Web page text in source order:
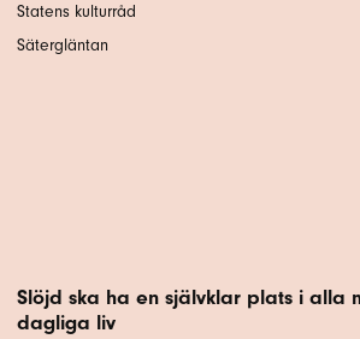
Statens kulturråd
Sätergläntan
Slöjd ska ha en självklar plats i alla
dagliga liv